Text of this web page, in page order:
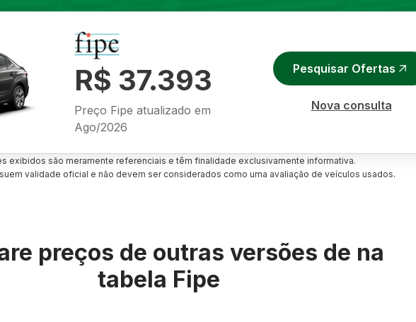
R$ 37.393
Preço Fipe atualizado em
Ago/2026
Pesquisar Ofertas
Nova consulta
exibidos são meramente referenciais e têm finalidade exclusivamente informativa.
validade oficial e não devem ser considerados como uma avaliação de veículos usados.
preços de outras versões de na
tabela Fipe